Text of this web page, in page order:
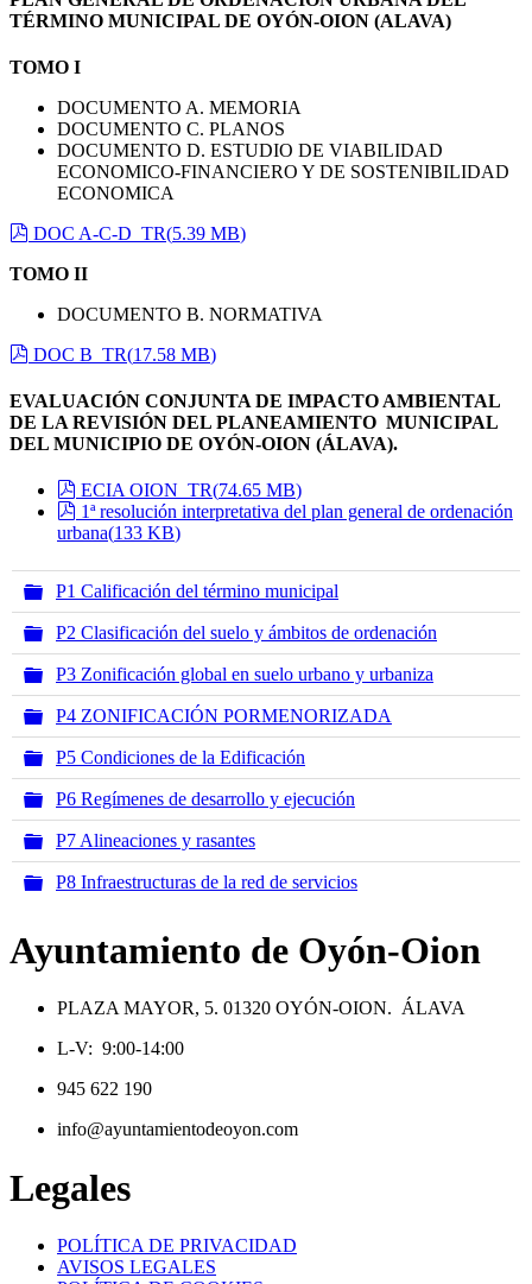
TÉRMINO MUNICIPAL DE OYÓN-OION (ALAVA)
TOMO I
DOCUMENTO A. MEMORIA
DOCUMENTO C. PLANOS
DOCUMENTO D. ESTUDIO DE VIABILIDAD
ECONOMICO-FINANCIERO Y DE SOSTENIBILIDAD
ECONOMICA
pdf
DOC A-C-D_TR(5.39 MB)
TOMO II
DOCUMENTO B. NORMATIVA
pdf
DOC B_TR(17.58 MB)
EVALUACIÓN CONJUNTA DE IMPACTO AMBIENTAL
DE LA REVISIÓN DEL PLANEAMIENTO MUNICIPAL
DEL MUNICIPIO DE OYÓN-OION (ÁLAVA).
pdf
ECIA OION_TR(74.65 MB)
pdf
1ª resolución interpretativa del plan general de ordenación
urbana(133 KB)
Carpeta
P1 Calificación del término municipal
Carpeta
P2 Clasificación del suelo y ámbitos de ordenación
Carpeta
P3 Zonificación global en suelo urbano y urbaniza
Carpeta
P4 ZONIFICACIÓN PORMENORIZADA
Carpeta
P5 Condiciones de la Edificación
Carpeta
P6 Regímenes de desarrollo y ejecución
Carpeta
P7 Alineaciones y rasantes
Carpeta
P8 Infraestructuras de la red de servicios
Ayuntamiento de Oyón-Oion
PLAZA MAYOR, 5. 01320 OYÓN-OION. ÁLAVA
L-V: 9:00-14:00
945 622 190
info@ayuntamientodeoyon.com
Legales
POLÍTICA DE PRIVACIDAD
AVISOS LEGALES